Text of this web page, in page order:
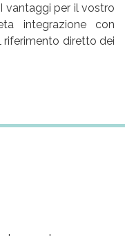
vantaggi per il vostro
integrazione con
riferimento diretto dei